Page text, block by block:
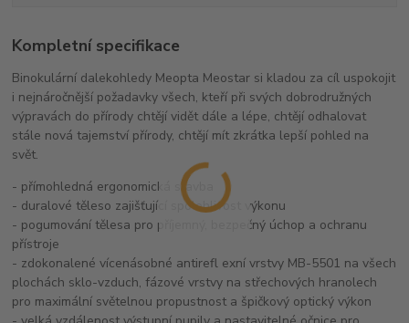
Kompletní specifikace
Binokulární dalekohledy Meopta Meostar si kladou za cíl uspokojit
i nejnáročnější požadavky všech, kteří při svých dobrodružných
výpravách do přírody chtějí vidět dále a lépe, chtějí odhalovat
stále nová tajemství přírody, chtějí mít zkrátka lepší pohled na
svět.
- přímohledná ergonomická stavba
- duralové těleso zajišťující spolehlivost výkonu
- pogumování tělesa pro příjemný, bezpečný úchop a ochranu
přístroje
- zdokonalené vícenásobné antirefl exní vrstvy MB-5501 na všech
plochách sklo-vzduch, fázové vrstvy na střechových hranolech
pro maximální světelnou propustnost a špičkový optický výkon